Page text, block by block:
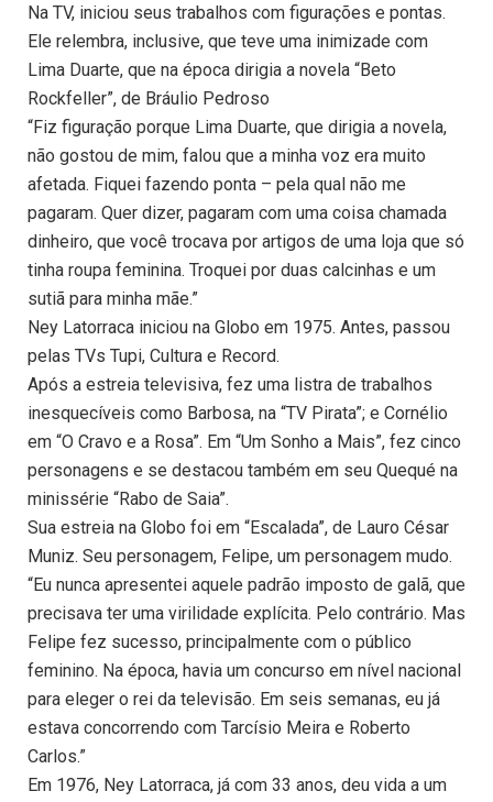
Na TV, iniciou seus trabalhos com figurações e pontas.
Ele relembra, inclusive, que teve uma inimizade com
Lima Duarte, que na época dirigia a novela “Beto
Rockfeller”, de Bráulio Pedroso
“Fiz figuração porque Lima Duarte, que dirigia a novela,
não gostou de mim, falou que a minha voz era muito
afetada. Fiquei fazendo ponta – pela qual não me
pagaram. Quer dizer, pagaram com uma coisa chamada
dinheiro, que você trocava por artigos de uma loja que só
tinha roupa feminina. Troquei por duas calcinhas e um
sutiã para minha mãe.”
Ney Latorraca iniciou na Globo em 1975. Antes, passou
pelas TVs Tupi, Cultura e Record.
Após a estreia televisiva, fez uma listra de trabalhos
inesquecíveis como Barbosa, na “TV Pirata”; e Cornélio
em “O Cravo e a Rosa”. Em “Um Sonho a Mais”, fez cinco
personagens e se destacou também em seu Quequé na
minissérie “Rabo de Saia”.
Sua estreia na Globo foi em “Escalada”, de Lauro César
Muniz. Seu personagem, Felipe, um personagem mudo.
“Eu nunca apresentei aquele padrão imposto de galã, que
precisava ter uma virilidade explícita. Pelo contrário. Mas
Felipe fez sucesso, principalmente com o público
feminino. Na época, havia um concurso em nível nacional
para eleger o rei da televisão. Em seis semanas, eu já
estava concorrendo com Tarcísio Meira e Roberto
Carlos.”
Em 1976, Ney Latorraca, já com 33 anos, deu vida a um